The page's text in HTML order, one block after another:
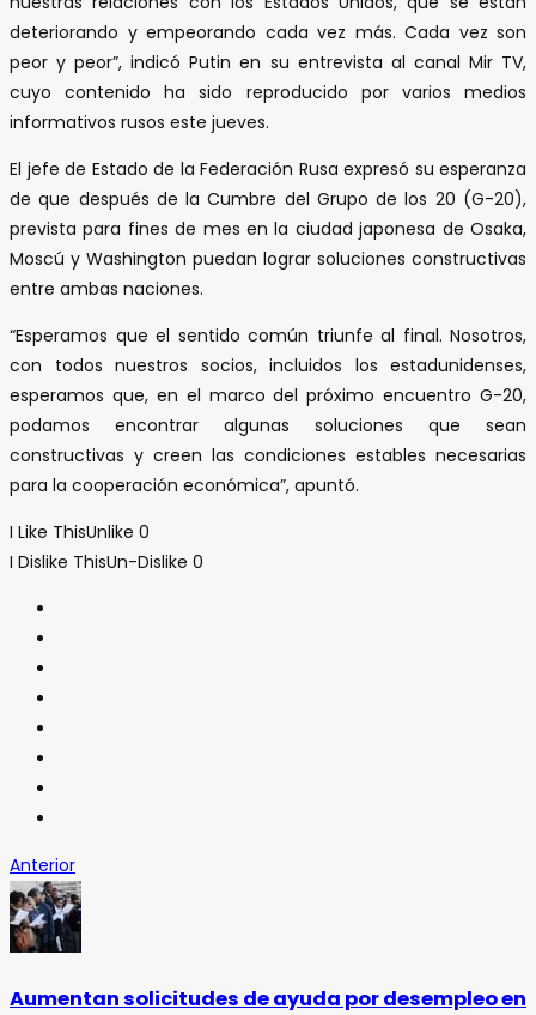
deteriorando y empeorando cada vez más. Cada vez son
peor y peor”, indicó Putin en su entrevista al canal Mir TV,
cuyo contenido ha sido reproducido por varios medios
informativos rusos este jueves.
El jefe de Estado de la Federación Rusa expresó su esperanza
de que después de la Cumbre del Grupo de los 20 (G-20),
prevista para fines de mes en la ciudad japonesa de Osaka,
Moscú y Washington puedan lograr soluciones constructivas
entre ambas naciones.
“Esperamos que el sentido común triunfe al final. Nosotros,
con todos nuestros socios, incluidos los estadunidenses,
esperamos que, en el marco del próximo encuentro G-20,
podamos encontrar algunas soluciones que sean
constructivas y creen las condiciones estables necesarias
para la cooperación económica”, apuntó.
I Like ThisUnlike 0
I Dislike ThisUn-Dislike 0
Anterior
Aumentan solicitudes de ayuda por desempleo en